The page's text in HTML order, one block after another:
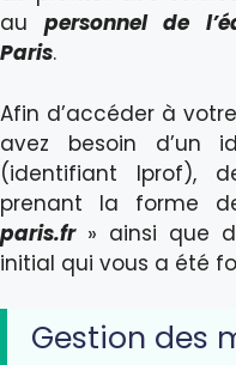
aupersonnel de
Paris.
Afin d’accéder à
avez besoin d’un
(identifiant Iprof),
prenant la forme
paris.fr» ainsi que
initial qui vous a été
Gestion des